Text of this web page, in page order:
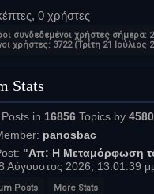
0 χρήστες
συνδεδεμένοι χρήστες σήμερα:
χρήστες: 3722 (Τρίτη 21 Ιούλιος
Stats
in 16856Topics by 4580
panosbac
"Απ: Η Μεταμόρφωση
Αύγουστος 2026, 13:01:39
Posts More Stats